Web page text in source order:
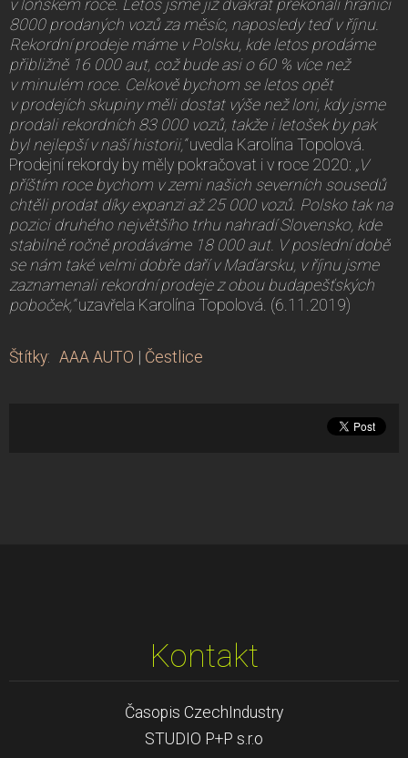
v loňském roce. Letos jsme již dvakrát překonali hranici
8000 prodaných vozů za měsíc, naposledy teď v říjnu.
Rekordní prodeje máme v Polsku, kde letos prodáme
přibližně 16 000 aut, což bude asi o 60 % více než
v minulém roce. Celkově bychom se letos opět
v prodejích skupiny měli dostat výše než loni, kdy jsme
prodali rekordních 83 000 vozů, takže i letošek by pak
byl nejlepší v naší historii,“uvedla Karolína Topolová.
Prodejní rekordy by měly pokračovat i v roce 2020: „V
příštím roce bychom v zemi našich severních sousedů
chtěli prodat díky expanzi až 25 000 vozů. Polsko tak na
pozici druhého největšího trhu nahradí Slovensko, kde
stabilně ročně prodáváme 18 000 aut. V poslední době
se nám také velmi dobře daří v Maďarsku, v říjnu jsme
zaznamenali rekordní prodeje z obou budapešťských
poboček,“uzavřela Karolína Topolová. (6.11.2019)
Štítky: AAA AUTO | Čestlice
Kontakt
Časopis CzechIndustry
STUDIO P+P s.r.o